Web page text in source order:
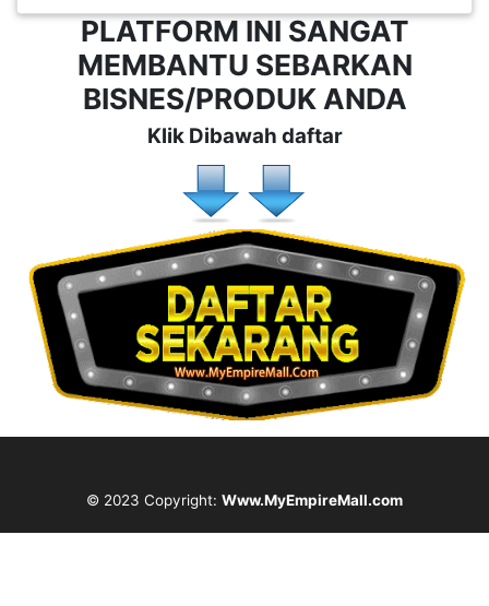
PLATFORM INI SANGAT
MEMBANTU SEBARKAN
BISNES/PRODUK ANDA
Klik Dibawah daftar
SINGAPORE(0)
BRUNEI(0)
© 2023 Copyright: Www.MyEmpireMall.com